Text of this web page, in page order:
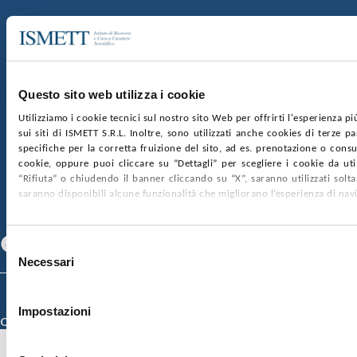
Questo sito web utilizza i cookie
Utilizziamo i cookie tecnici sul nostro sito Web per offrirti l'esperienza
sui siti di ISMETT S.R.L. Inoltre, sono utilizzati anche cookies di terze
specifiche per la corretta fruizione del sito, ad es. prenotazione o
cookie, oppure puoi cliccare su “Dettagli” per scegliere i cookie da
“Rifiuta” o chiudendo il banner cliccando su “X”, saranno utilizzati
saranno disponibili alcune funzionalità che migliorano l’esperienza di
Selezione
delNecessari
Impostazioni
Via Discesa dei Giudici 4 90133 Palermo
nr. REA PA-201818 P.I. 04544550827
SOCIETÀ TRASPARENTE WHISTLEBLOWING
GARE E CONTRATTIPRIVACYCOOKIE POLICY
SOSTIENICIMAPPA DEL SITOACCESSIBILITÀ
CONTATTI
Specializzazione)
Credits